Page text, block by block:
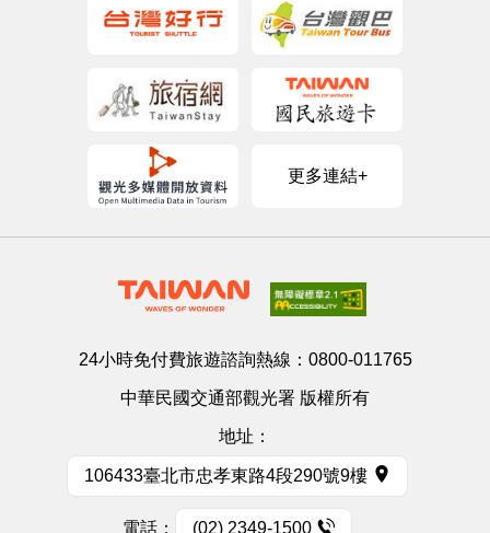
更多連結+
24小時免付費旅遊諮詢熱線： 0800-011765
中華民國交通部觀光署 版權所有
地址：
106433臺北市忠孝東路4段290號9樓
電話： (02) 2349-1500